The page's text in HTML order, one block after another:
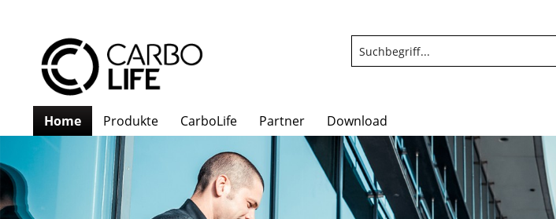
Home Produkte CarboLife Partner Download